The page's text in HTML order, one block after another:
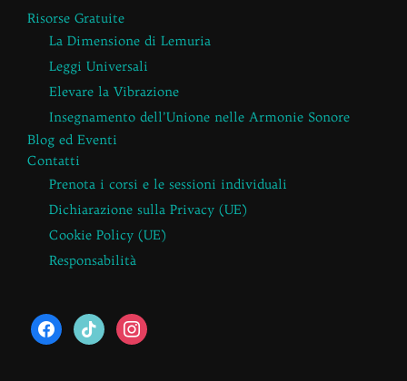
Risorse Gratuite
La Dimensione di Lemuria
Leggi Universali
Elevare la Vibrazione
Insegnamento dell’Unione nelle Armonie Sonore
Blog ed Eventi
Contatti
Prenota i corsi e le sessioni individuali
Dichiarazione sulla Privacy (UE)
Cookie Policy (UE)
Responsabilità
facebooktiktok instagram